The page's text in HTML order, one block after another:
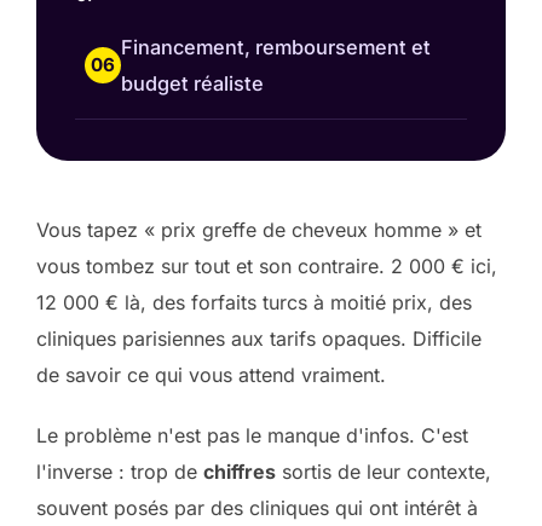
Financement, remboursement et
budget réaliste
Vous tapez « prix greffe de cheveux homme » et
vous tombez sur tout et son contraire. 2 000 € ici,
12 000 € là, des forfaits turcs à moitié prix, des
cliniques parisiennes aux tarifs opaques. Difficile
de savoir ce qui vous attend vraiment.
Le problème n'est pas le manque d'infos. C'est
l'inverse : trop de chiffres sortis de leur contexte,
souvent posés par des cliniques qui ont intérêt à